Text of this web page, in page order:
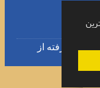
قدرت گرفته از